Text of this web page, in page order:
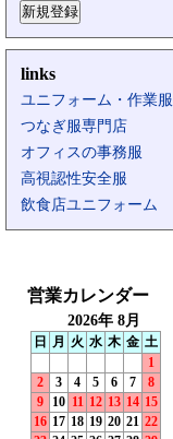
links
ユニフォーム・作業服
つなぎ服専門店
オフィスの事務服
高視認性安全服
飲食店ユニフォーム